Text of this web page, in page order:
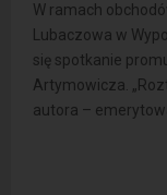
W ramach
Lubaczowa w
się spotkanie
Artymowicza.
autora –